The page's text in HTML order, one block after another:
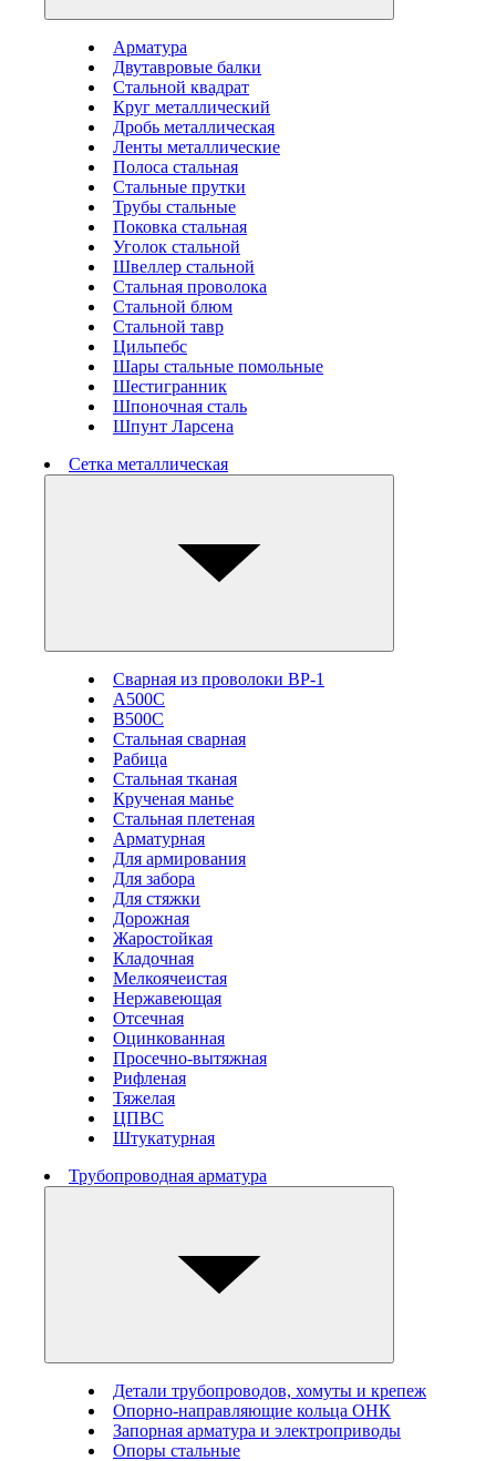
Арматура
Двутавровые балки
Стальной квадрат
Круг металлический
Дробь металлическая
Ленты металлические
Полоса стальная
Стальные прутки
Трубы стальные
Поковка стальная
Уголок стальной
Швеллер стальной
Стальная проволока
Стальной блюм
Стальной тавр
Цильпебс
Шары стальные помольные
Шестигранник
Шпоночная сталь
Шпунт Ларсена
Сетка металлическая
Сварная из проволоки ВР-1
А500С
В500С
Стальная сварная
Рабица
Стальная тканая
Крученая манье
Стальная плетеная
Арматурная
Для армирования
Для забора
Для стяжки
Дорожная
Жаростойкая
Кладочная
Мелкоячеистая
Нержавеющая
Отсечная
Оцинкованная
Просечно-вытяжная
Рифленая
Тяжелая
ЦПВС
Штукатурная
Трубопроводная арматура
Детали трубопроводов, хомуты и крепеж
Опорно-направляющие кольца ОНК
Запорная арматура и электроприводы
Опоры стальные